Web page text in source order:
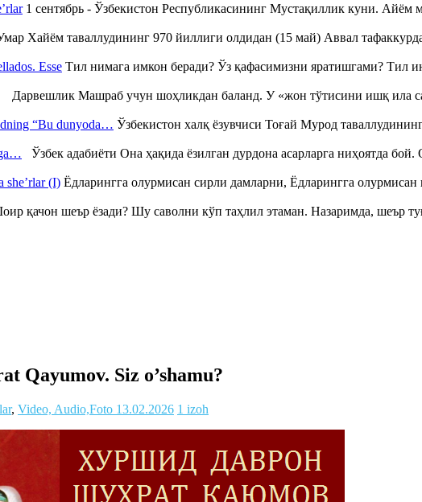
1 сентябрь - Ўзбекистон Республикасининг Мустақиллик куни.
Хайём таваллудининг 970 йиллиги олдидан (15 май) Аввал
Esse Тил нимага имкон беради? Ўз қафасимизни яратишгами? Тил
Дарвешлик Машраб учун шоҳликдан баланд. У «жон тўтисини ишқ ила
“Bu dunyoda… Ўзбекистон халқ ёзувчиси Тоғай Мурод
Ўзбек адабиёти Она ҳақида ёзилган дурдона асарларга ниҳоятда
she’rlar (I) Ёдларингга олурмисан сирли дамларни, Ёдларингга
қачон шеър ёзади? Шу саволни кўп таҳлил этаман. Назаримда, шеър
Qayumov. Siz o’shamu?
, Video, Audio,Foto 13.02.2026 1 izoh